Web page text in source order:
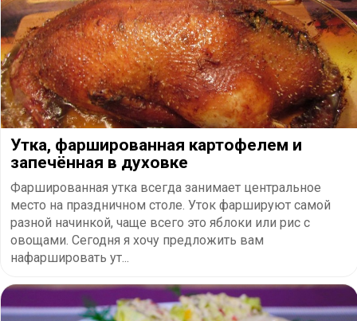
Утка, фаршированная картофелем и
запечённая в духовке
Фаршированная утка всегда занимает центральное
место на праздничном столе. Уток фаршируют самой
разной начинкой, чаще всего это яблоки или рис с
овощами. Сегодня я хочу предложить вам
нафаршировать ут...